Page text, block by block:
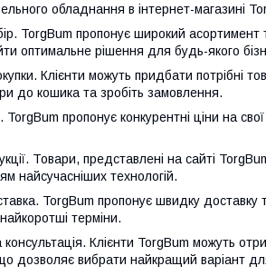
обладнання в інтернет-магазині
TorgBum пропонує широкий
оптимальне рішення для будь-якого
Клієнти можуть придбати
до кошика та зробіть замовлення.
TorgBum пропонує конкурентні ціни на
Товари, представлені на сайті
найсучасніших технологій.
TorgBum пропонує швидку доставку
терміни.
Клієнти TorgBum можуть
дозволяє вибрати найкращий варіант